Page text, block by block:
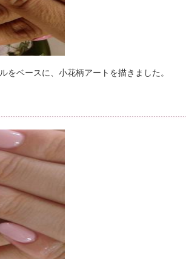
をベースに、小花柄アートを描きました。